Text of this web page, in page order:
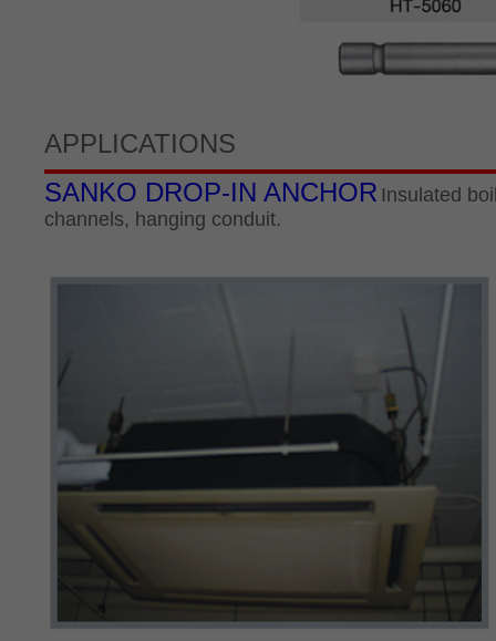
APPLICATIONS
SANKO DROP-IN ANCHOR Insulated
channels, hanging conduit.